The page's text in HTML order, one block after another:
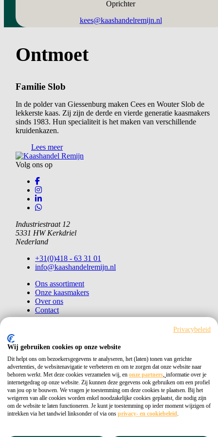
Privacybeleid
Wij gebruiken cookies op onze website
Dit helpt ons om bezoekersgegevens te analyseren, het (laten) tonen van gerichte
advertenties, de websitenavigatie te verbeteren en om te zorgen dat onze website naar
behoren werkt. Met deze cookies verzamelen wij, en onze partners, informatie over je
internetgedrag op onze website. Zij kunnen deze gegevens ook gebruiken om een profiel
van jou op te bouwen. We vragen je toestemming om deze cookies te plaatsen. Bij het
weigeren van alle cookies worden enkel noodzakelijke cookies geplaatst, die nodig zijn
om de website te laten functioneren. Je kunt je toestemming op ieder moment wijzigen of
intrekken via het tandwiel linksonder of via ons privacy- en cookiebeleid.
Oprichter
kees@kaashandelremijn.nl
Ontmoet
Familie Slob
In de polder van Giessenburg maken Cees en Wouter Slob de
lekkerste kaas. Zij zijn de derde en vierde generatie kaasmakers
sinds 1983. Hun specialiteit is het maken van verschillende
kruidenkazen.
Lees meer
Volg ons op
Industriestraat 12
5331 HW Kerkdriel
Nederland
+31(0)418 - 63 31 01
info@kaashandelremijn.nl
Ons assortiment
Onze kaasmakers
Over ons
Contact
Copyright © 2026 Kaashandel Remijn
Kvk 11026405
Privacybeleid